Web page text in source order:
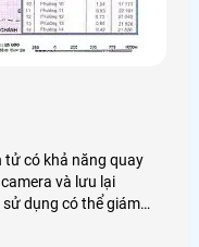
tử có khả năng quay
và lưu lại
dụng có thể giám